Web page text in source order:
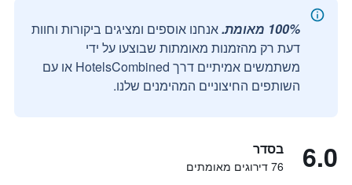
100% מאומת.
אנחנו אוספים ומציגים ביקורות וחוות
דעת רק מהזמנות מאומתות שבוצעו על ידי
משתמשים אמיתיים דרך HotelsCombined או עם
השותפים החיצוניים המהימנים שלנו.
6.0 בסדר
76 דירוגים מאומתים